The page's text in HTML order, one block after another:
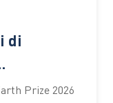
di
l’acqua
Prize 2026